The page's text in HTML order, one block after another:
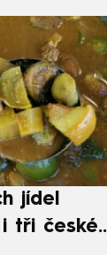
jídel
tři české